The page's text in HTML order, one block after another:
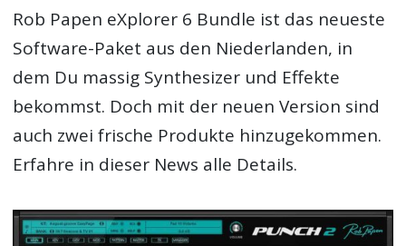
Rob Papen eXplorer 6 Bundle ist das neueste
Software-Paket aus den Niederlanden, in
dem Du massig Synthesizer und Effekte
bekommst. Doch mit der neuen Version sind
auch zwei frische Produkte hinzugekommen.
Erfahre in dieser News alle Details.